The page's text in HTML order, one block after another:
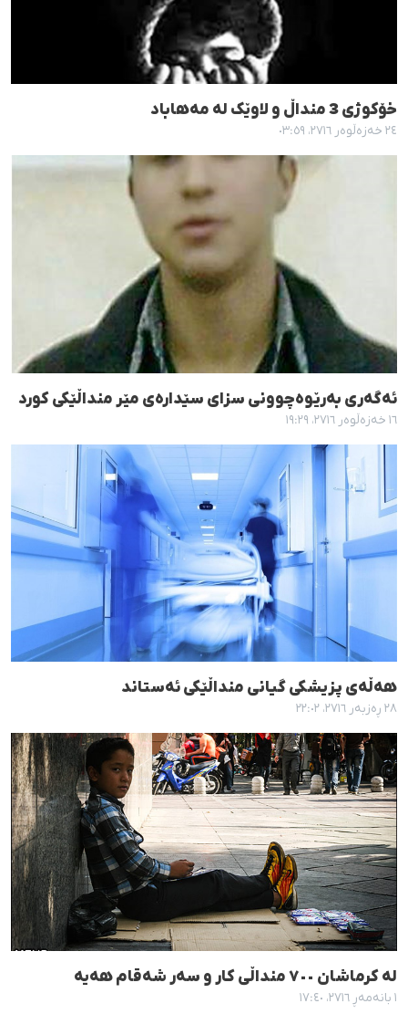
خۆکوژی 3 منداڵ و لاوێک لە مەهاباد
٢٤ خەزەڵوەر ٢٧١٦، ٠٣:٥٩
ئەگەری بەرێوەچوونی سزای سێدارەی مێر منداڵێکی کورد
١٦ خەزەڵوەر ٢٧١٦، ١٩:٢٩
هەڵەی پزیشکی گیانی منداڵێکی ئەستاند
٢٨ ڕەزبەر ٢٧١٦، ٢٢:٠٢
لە کرماشان ٧٠٠ منداڵی کار و سەر شەقام هەیە
١ بانەمەڕ ٢٧١٦، ١٧:٤٠